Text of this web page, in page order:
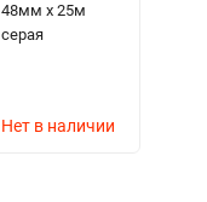
48мм х 25м
серая
Нет в наличии